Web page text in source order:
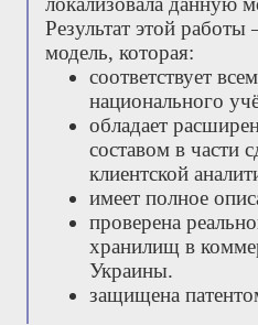
Результат этой
модель, которая:
соответствует
национального
обладает
составом в части
клиентской
имеет полное
проверена
хранилищ в
Украины.
защищена